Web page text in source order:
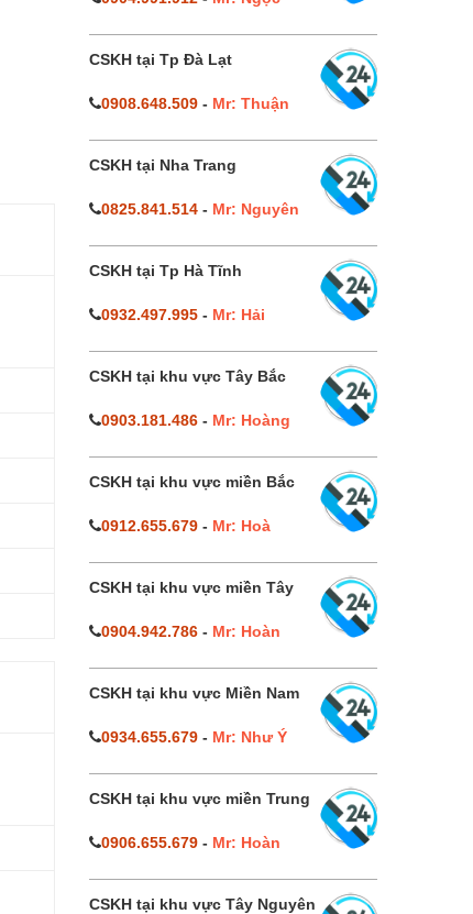
CSKH tại Tp Đà Lạt
0908.648.509- Mr: Thuận
CSKH tại Nha Trang
0825.841.514- Mr: Nguyên
CSKH tại Tp Hà Tĩnh
0932.497.995- Mr: Hải
CSKH tại khu vực Tây Bắc
0903.181.486- Mr: Hoàng
CSKH tại khu vực miền Bắc
0912.655.679- Mr: Hoà
CSKH tại khu vực miền Tây
0904.942.786- Mr: Hoàn
CSKH tại khu vực Miền Nam
0934.655.679- Mr: Như Ý
CSKH tại khu vực miền Trung
0906.655.679- Mr: Hoàn
CSKH tại khu vực Tây Nguyên